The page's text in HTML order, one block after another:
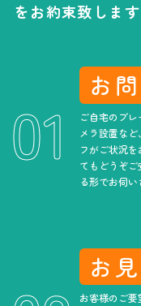
をお約束致します
お
ご自宅のブ
メラ設置な
フがご状況
てもどうぞ
る形でお伺い
お
お客様のご